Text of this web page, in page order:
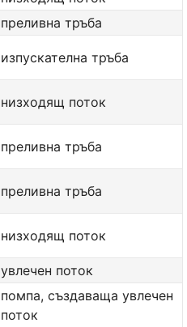
преливна тръба
изпускателна тръба
низходящ поток
преливна тръба
преливна тръба
низходящ поток
увлечен поток
помпа, създаваща увлечен
поток